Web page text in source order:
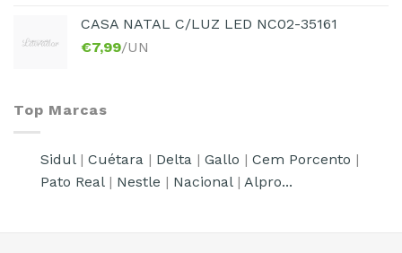
CASA NATAL C/LUZ LED NC02-35161
€7,99/UN
Top Marcas
Sidul| Cuétara | Delta | Gallo | Cem Porcento |
Pato Real| Nestle | Nacional| Alpro...